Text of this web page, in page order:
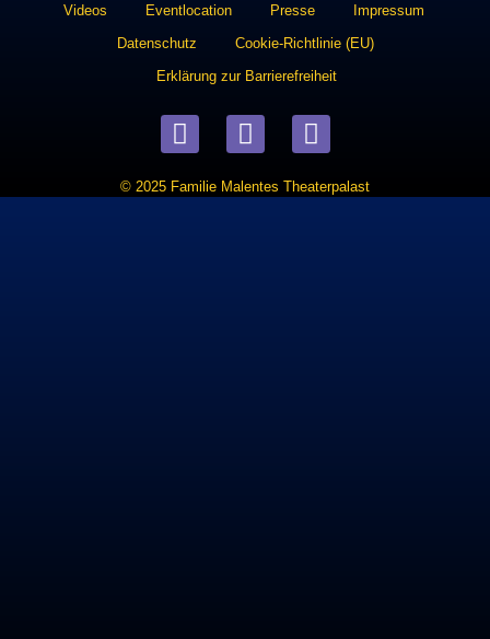
Videos Eventlocation Presse
Impressum
Datenschutz
Cookie-Richtlinie (EU)
Erklärung zur Barrierefreiheit
© 2025 Familie Malentes Theaterpalast